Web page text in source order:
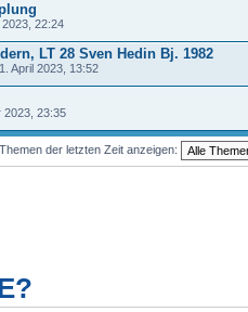
22:24
LT 28 Sven Hedin Bj. 1982
April 2023, 13:52
2023, 23:35
Themen der letzten Zeit anzeigen: